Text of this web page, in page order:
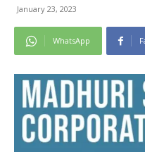
January 23, 2023
WhatsApp